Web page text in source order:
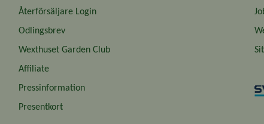
Återförsäljare Login
Odlingsbrev
Wexthuset Garden Club
Affiliate
Pressinformation
Presentkort